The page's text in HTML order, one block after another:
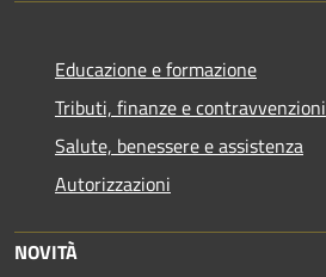
Educazione e formazione
Tributi, finanze e contravvenzioni
Salute, benessere e assistenza
Autorizzazioni
NOVITÀ